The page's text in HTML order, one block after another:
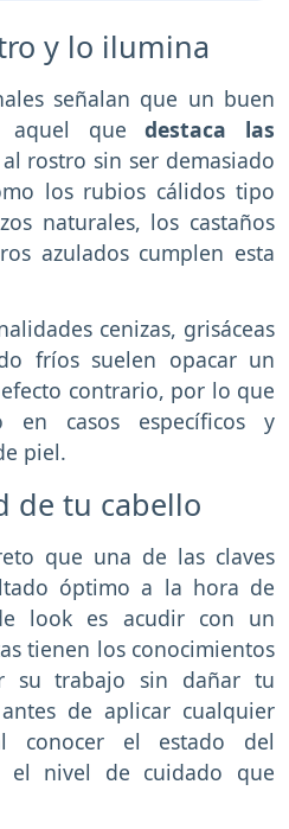
y lo ilumina
señalan que un buen
aquel quedestaca las
rostro sin ser demasiado
los rubios cálidos tipo
naturales, los castaños
azulados cumplen esta
cenizas, grisáceas
fríos suelen opacar un
contrario, por lo que
en casos específicos y
piel.
de tu cabello
que una de las claves
óptimo a la hora de
look es acudir con un
tienen los conocimientos
su trabajo sin dañar tu
de aplicar cualquier
conocer el estado del
el nivel de cuidado que